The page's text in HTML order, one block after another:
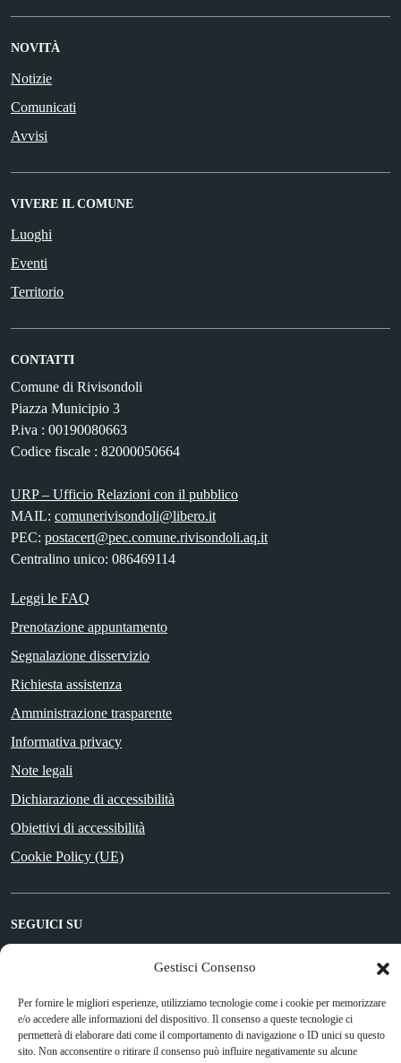
Gestisci Consenso
Per fornire le migliori esperienze, utilizziamo tecnologie come i cookie per memorizzare
e/o accedere alle informazioni del dispositivo. Il consenso a queste tecnologie ci
permetterà di elaborare dati come il comportamento di navigazione o ID unici su questo
sito. Non acconsentire o ritirare il consenso può influire negativamente su alcune
NOVITÀ
Notizie
Comunicati
Avvisi
VIVERE IL COMUNE
Luoghi
Eventi
Territorio
CONTATTI
Comune di Rivisondoli
Piazza Municipio 3
P.iva : 00190080663
Codice fiscale : 82000050664
URP – Ufficio Relazioni con il pubblico
MAIL: comunerivisondoli@libero.it
PEC: postacert@pec.comune.rivisondoli.aq.it
Centralino unico: 086469114
Leggi le FAQ
Prenotazione appuntamento
Segnalazione disservizio
Richiesta assistenza
Amministrazione trasparente
Informativa privacy
Note legali
Dichiarazione di accessibilità
Obiettivi di accessibilità
Cookie Policy (UE)
SEGUICI SU
Attuazione Misure PNRR
Piano di miglioramento del sito